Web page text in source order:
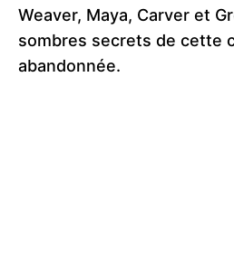
Weaver, Maya, Carver et
sombres secrets de cette
abandonnée.